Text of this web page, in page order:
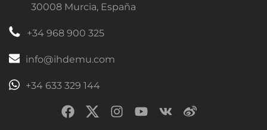
30008 Murcia, España
+34 968 900 325
info@ihdemu.com
+34 633 329 144